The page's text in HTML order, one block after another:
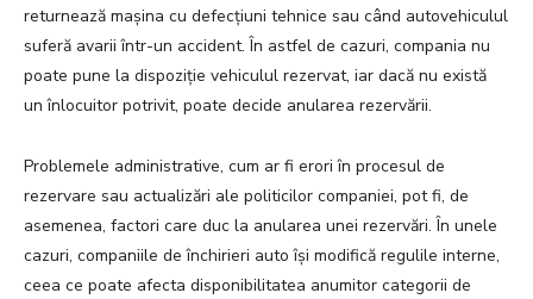
returnează mașina cu defecțiuni tehnice sau când autovehiculul
suferă avarii într-un accident. În astfel de cazuri, compania nu
poate pune la dispoziție vehiculul rezervat, iar dacă nu există
un înlocuitor potrivit, poate decide anularea rezervării.
Problemele administrative, cum ar fi erori în procesul de
rezervare sau actualizări ale politicilor companiei, pot fi, de
asemenea, factori care duc la anularea unei rezervări. În unele
cazuri, companiile de închirieri auto își modifică regulile interne,
ceea ce poate afecta disponibilitatea anumitor categorii de